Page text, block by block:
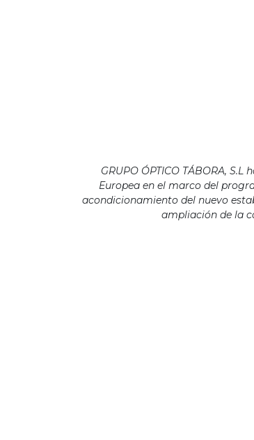
GRUPO ÓPTICO TÁBORA,
Europea en el marco del
acondicionamiento del nuevo
ampliación de la